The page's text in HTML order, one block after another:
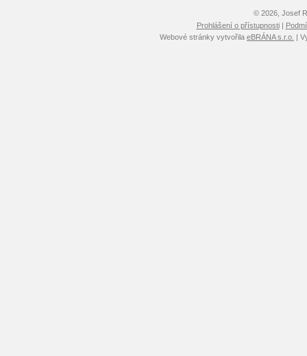
© 2026, Josef
Prohlášení o přístupnosti|
Webové stránky vytvořila eBRÁNA s.r.o. |